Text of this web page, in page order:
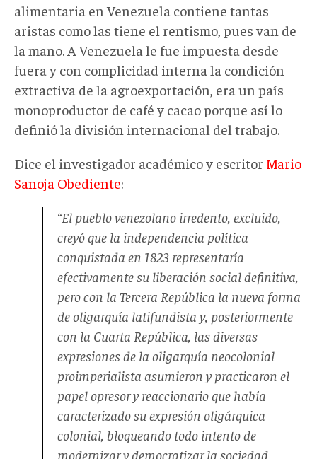
alimentaria en Venezuela contiene tantas
aristas como las tiene el rentismo, pues van de
la mano. A Venezuela le fue impuesta desde
fuera y con complicidad interna la condición
extractiva de la agroexportación, era un país
monoproductor de café y cacao porque así lo
definió la división internacional del trabajo.
Dice el investigador académico y escritor Mario
Sanoja Obediente:
“El pueblo venezolano irredento, excluido,
creyó que la independencia política
conquistada en 1823 representaría
efectivamente su liberación social definitiva,
pero con la Tercera República la nueva forma
de oligarquía latifundista y, posteriormente
con la Cuarta República, las diversas
expresiones de la oligarquía neocolonial
proimperialista asumieron y practicaron el
papel opresor y reaccionario que había
caracterizado su expresión oligárquica
colonial, bloqueando todo intento de
modernizar y democratizar la sociedad